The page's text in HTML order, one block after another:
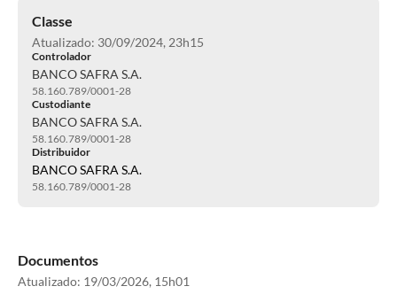
Classe
Atualizado: 30/09/2024, 23h15
Controlador
BANCO SAFRA S.A.
58.160.789/0001-28
Custodiante
BANCO SAFRA S.A.
58.160.789/0001-28
Distribuidor
BANCO SAFRA S.A.
58.160.789/0001-28
Documentos
Atualizado: 19/03/2026, 15h01